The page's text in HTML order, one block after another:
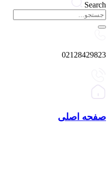
Search
02128429823
صفحه اصلی